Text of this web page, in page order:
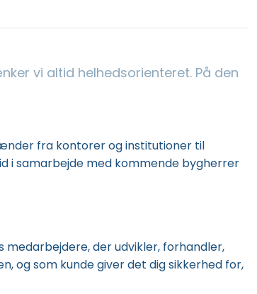
vi altid helhedsorienteret. På den
fra kontorer og institutioner til
i samarbejde med kommende bygherrer
medarbejdere, der udvikler, forhandler,
og som kunde giver det dig sikkerhed for,